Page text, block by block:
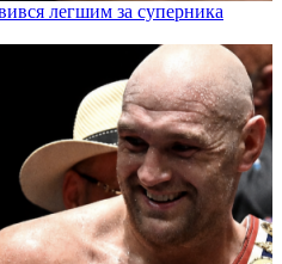
легшим за суперника